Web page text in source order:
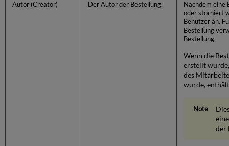
Autor (Creator) Der Autor der Bestellung.
Nachdem eine
oder storniert
Benutzer an.
Bestellung
Bestellung.
Wenn die
erstellt
des
wurde,
der